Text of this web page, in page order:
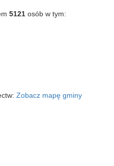
5121 osób w tym:
Zobacz mapę gminy